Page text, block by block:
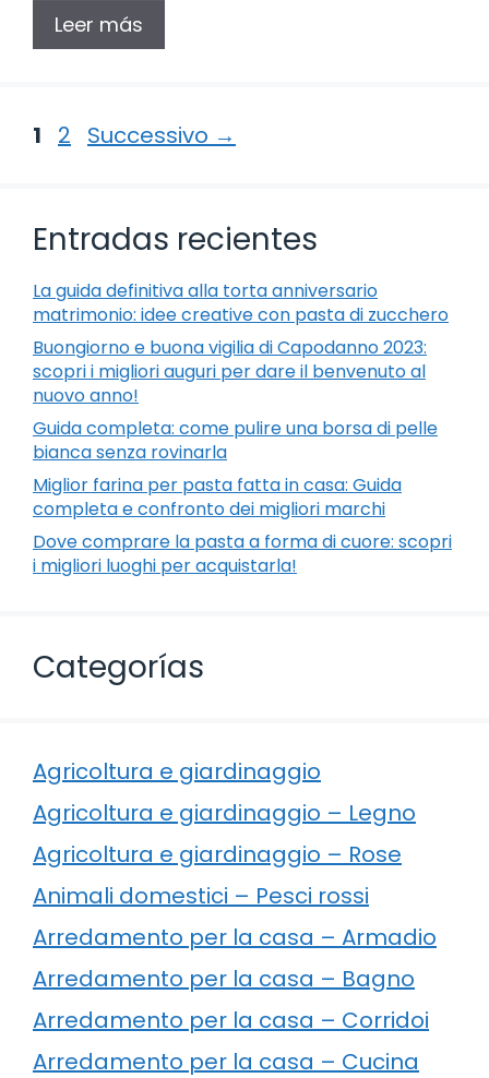
Leer más
Pagina
1 Pagina
2 Successivo →
Entradas recientes
La guida definitiva alla torta anniversario
matrimonio: idee creative con pasta di zucchero
Buongiorno e buona vigilia di Capodanno 2023:
scopri i migliori auguri per dare il benvenuto al
nuovo anno!
Guida completa: come pulire una borsa di pelle
bianca senza rovinarla
Miglior farina per pasta fatta in casa: Guida
completa e confronto dei migliori marchi
Dove comprare la pasta a forma di cuore: scopri
i migliori luoghi per acquistarla!
Categorías
Agricoltura e giardinaggio
Agricoltura e giardinaggio – Legno
Agricoltura e giardinaggio – Rose
Animali domestici – Pesci rossi
Arredamento per la casa – Armadio
Arredamento per la casa – Bagno
Arredamento per la casa – Corridoi
Arredamento per la casa – Cucina